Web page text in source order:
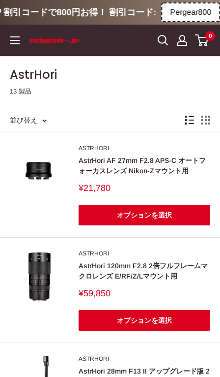
引コードで800円お得！ 割引コード: Pergear800
テ
ス
ッ
0
AstrHori
13 製品
並び替え
ASTRHORI
AstrHori AF 27mm F2.8 APS-C オートフ
ォーカスレンズ Nikon-Zマウント用
販
価
¥21,780
オプションを選択
ASTRHORI
AstrHori 120mm F2.8 2倍フルフレームマ
クロレンズ E/RF/Z/Lマウント用
販
価
¥59,850
オプションを選択
ASTRHORI
AstrHori 28mm F13 II アップグレード版 2